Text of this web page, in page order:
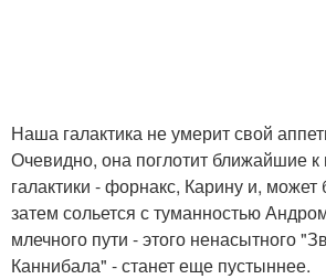
Наша галактика не умерит свой
Очевидно, она поглотит ближайшие
галактики - форнакс, Карину и, может
затем сольется с туманностью
млечного пути - этого ненасытного
Каннибала" - станет еще пустыннее.